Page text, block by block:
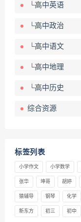
└高中英语
└高中政治
└高中语文
└高中地理
└高中历史
综合资源
标签列表
小学作文 小学数学
张华 坤哥 胡婷
猿辅导 钢琴 化学
新东方 初三 初中